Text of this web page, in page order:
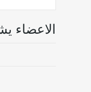
الاعضاء